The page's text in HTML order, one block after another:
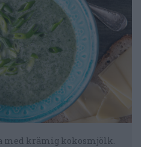
med krämig kokosmjölk.